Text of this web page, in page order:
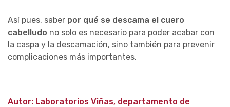
Así pues, saber por qué se descama el cuero
cabelludo no solo es necesario para poder acabar con
la caspa y la descamación, sino también para prevenir
complicaciones más importantes.
Autor: Laboratorios Viñas, departamento de